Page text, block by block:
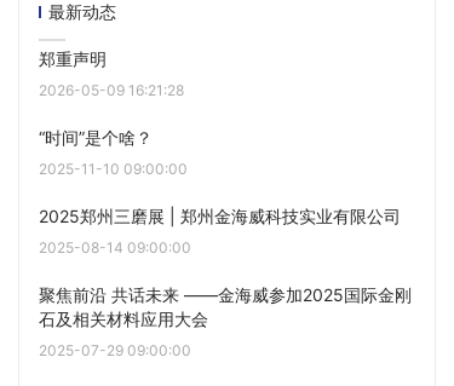
最新动态
郑重声明
2026-05-09 16:21:28
“时间”是个啥？
2025-11-10 09:00:00
2025郑州三磨展 | 郑州金海威科技实业有限公司
2025-08-14 09:00:00
聚焦前沿 共话未来 ——金海威参加2025国际金刚
石及相关材料应用大会
2025-07-29 09:00:00